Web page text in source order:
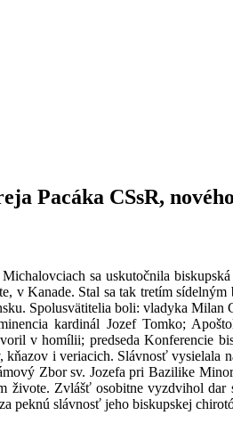
Pacáka CSsR,
sa uskutočnila
v Kanade. Stal sa tak tretím
Spolusvätitelia boli: vladyka Milan
kardinál Jozef Tomko;
v homílii; predseda Konferencie
kňazov i veriacich. Slávnosť
Zbor sv. Jozefa pri Bazilike
živote. Zvlášť osobitne vyzdvihol
peknú slávnosť jeho biskupskej